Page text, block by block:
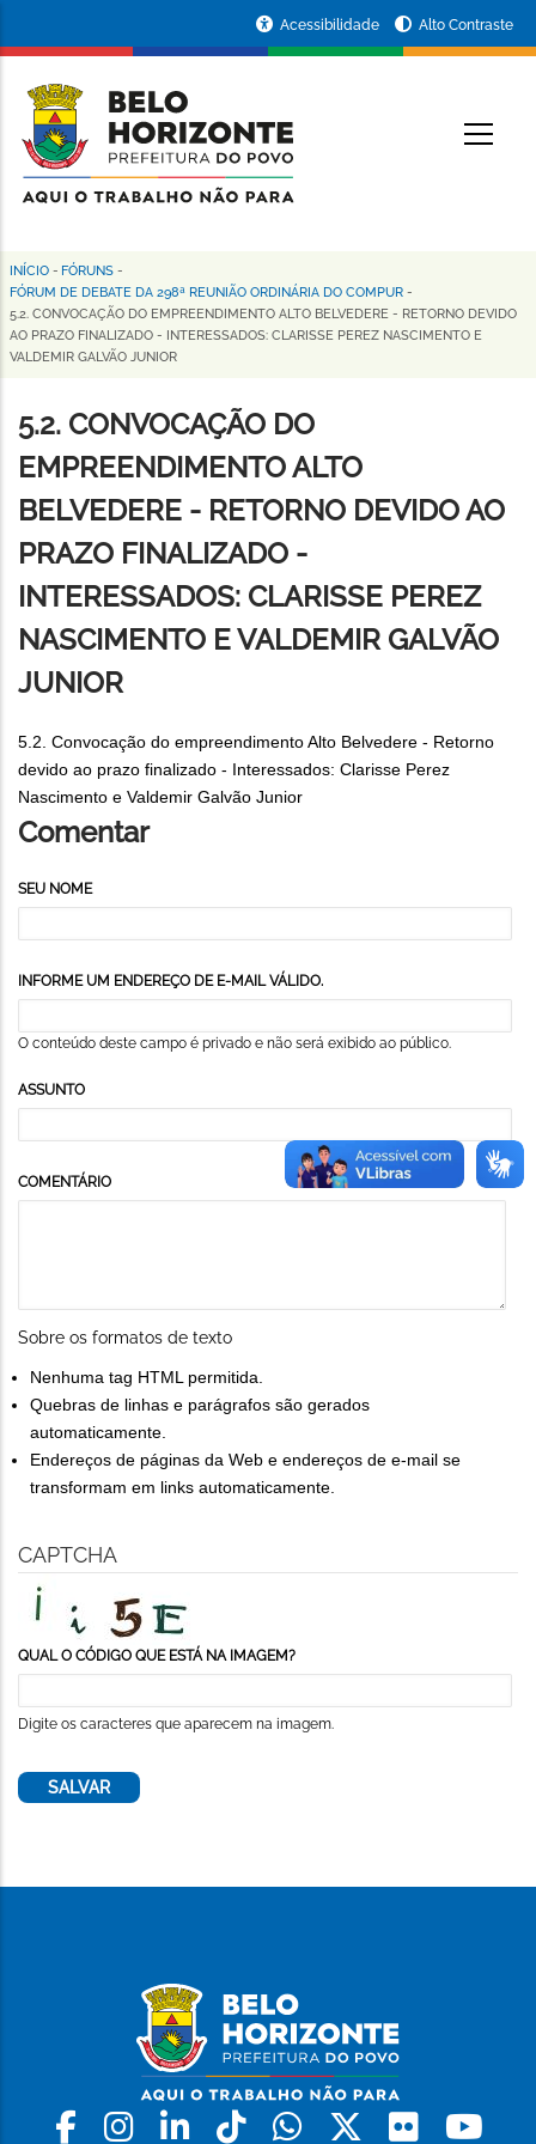
conteúdo
principal
da
Prefeitura
de
Horizonte
Acessibilidade Alto Contraste
Trilha
de
navegação
INÍCIO - FÓRUNS -
FÓRUM DE DEBATE DA 298ª REUNIÃO ORDINÁRIA DO COMPUR -
5.2. CONVOCAÇÃO DO EMPREENDIMENTO ALTO BELVEDERE - RETORNO DEVIDO
AO PRAZO FINALIZADO - INTERESSADOS: CLARISSE PEREZ NASCIMENTO E
VALDEMIR GALVÃO JUNIOR
5.2. CONVOCAÇÃO DO
EMPREENDIMENTO ALTO
BELVEDERE - RETORNO DEVIDO AO
PRAZO FINALIZADO -
INTERESSADOS: CLARISSE PEREZ
NASCIMENTO E VALDEMIR GALVÃO
JUNIOR
5.2. Convocação do empreendimento Alto Belvedere - Retorno
devido ao prazo finalizado - Interessados: Clarisse Perez
Nascimento e Valdemir Galvão Junior
Comentar
SEU NOME
INFORME UM ENDEREÇO DE E-MAIL VÁLIDO.
O conteúdo deste campo é privado e não será exibido ao público.
ASSUNTO
COMENTÁRIO
Sobre os formatos de texto
Nenhuma tag HTML permitida.
Quebras de linhas e parágrafos são gerados
automaticamente.
Endereços de páginas da Web e endereços de e-mail se
transformam em links automaticamente.
CAPTCHA
QUAL O CÓDIGO QUE ESTÁ NA IMAGEM?
Digite os caracteres que aparecem na imagem.
Facebook
Instagram
LinkedinTiktokWhatsapp
X Flickr